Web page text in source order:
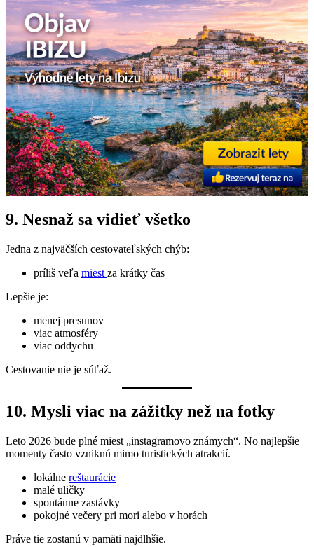
9. Nesnaž sa vidieť všetko
Jedna z najväčších cestovateľských chýb:
príliš veľa miest za krátky čas
Lepšie je:
menej presunov
viac atmosféry
viac oddychu
Cestovanie nie je súťaž.
10. Mysli viac na zážitky než na fotky
Leto 2026 bude plné miest „instagramovo známych“. No najlepšie
momenty často vzniknú mimo turistických atrakcií.
lokálne reštaurácie
malé uličky
spontánne zastávky
pokojné večery pri mori alebo v horách
Práve tie zostanú v pamäti najdlhšie.